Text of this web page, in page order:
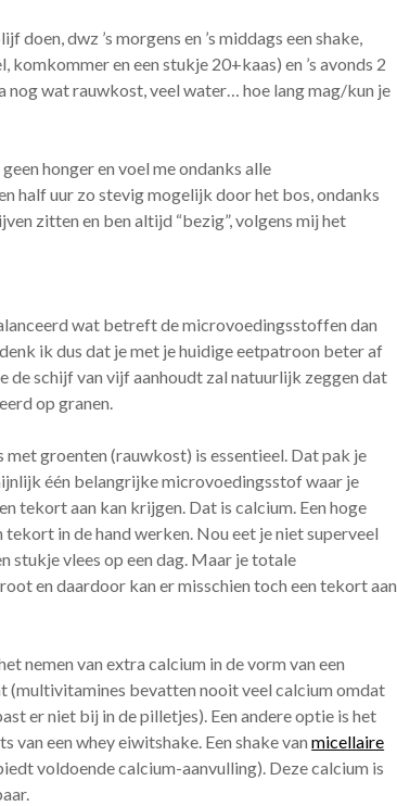
dwz ’s morgens en ’s middags een shake,
en een stukje 20+kaas) en ’s avonds 2
nog wat rauwkost, veel water… hoe lang mag/kun je
honger en voel me ondanks alle
half uur zo stevig mogelijk door het bos, ondanks
zitten en ben altijd “bezig”, volgens mij het
wat betreft de microvoedingsstoffen dan
ik dus dat je met je huidige eetpatroon beter af
de schijf van vijf aanhoudt zal natuurlijk zeggen dat
op granen.
met groenten (rauwkost) is essentieel. Dat pak je
één belangrijke microvoedingsstof waar je
tekort aan kan krijgen. Dat is calcium. Een hoge
tekort in de hand werken. Nou eet je niet superveel
stukje vlees op een dag. Maar je totale
en daardoor kan er misschien toch een tekort aan
nemen van extra calcium in de vorm van een
(multivitamines bevatten nooit veel calcium omdat
er niet bij in de pilletjes). Een andere optie is het
van een whey eiwitshake. Een shake vanmicellaire
voldoende calcium-aanvulling). Deze calcium is